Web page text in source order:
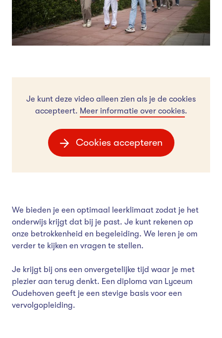
Je kunt deze video alleen zien als je de cookies
accepteert. Meer informatie over cookies.
Cookies accepteren
We bieden je een optimaal leerklimaat zodat je het
onderwijs krijgt dat bij je past. Je kunt rekenen op
onze betrokkenheid en begeleiding. We leren je om
verder te kijken en vragen te stellen.
Je krijgt bij ons een onvergetelijke tijd waar je met
plezier aan terug denkt. Een diploma van Lyceum
Oudehoven geeft je een stevige basis voor een
vervolgopleiding.